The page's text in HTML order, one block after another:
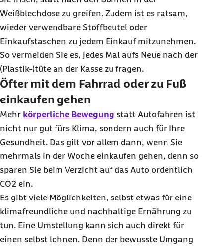
Weißblechdose zu greifen. Zudem ist es ratsam,
wieder verwendbare Stoffbeutel oder
Einkaufstaschen zu jedem Einkauf mitzunehmen.
So vermeiden Sie es, jedes Mal aufs Neue nach der
(Plastik-)tüte an der Kasse zu fragen.
Öfter mit dem Fahrrad oder zu Fuß
einkaufen gehen
Mehr körperliche Bewegung statt Autofahren ist
nicht nur gut fürs Klima, sondern auch für Ihre
Gesundheit. Das gilt vor allem dann, wenn Sie
mehrmals in der Woche einkaufen gehen, denn so
sparen Sie beim Verzicht auf das Auto ordentlich
CO2 ein.
Es gibt viele Möglichkeiten, selbst etwas für eine
klimafreundliche und nachhaltige Ernährung zu
tun. Eine Umstellung kann sich auch direkt für
einen selbst lohnen. Denn der bewusste Umgang